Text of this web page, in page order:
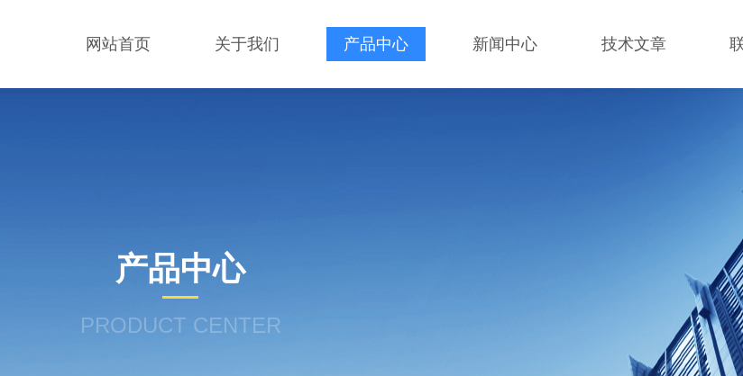
网站首页 关于我们 产品中心 新闻中心 技术文章
产品中心
PRODUCT CENTER